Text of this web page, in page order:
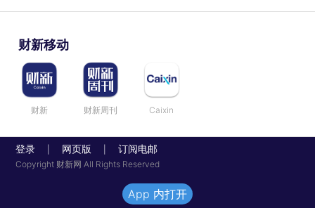
财新移动
财新 财新周刊 Caixin
登录 网页版 订阅电邮
Copyright 财新网 All Rights Reserved
App 内打开